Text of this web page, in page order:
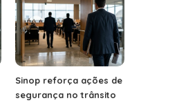
Sinop reforça ações de
segurança no trânsito